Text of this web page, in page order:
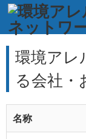
環境アレ
る会社・
名称